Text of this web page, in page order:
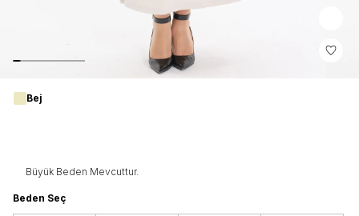
Bej
Büyük Beden Mevcuttur.
Beden Seç